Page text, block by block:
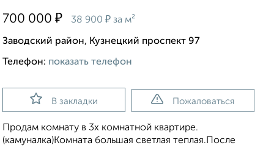
700 000 ₽ 38 900 ₽ за м²
Заводский район, Кузнецкий проспект 97
Телефон: показать телефон
В закладки Пожаловаться
Продам комнату в 3х комнатной квартире.
(камуналка)Комната большая светлая теплая.После